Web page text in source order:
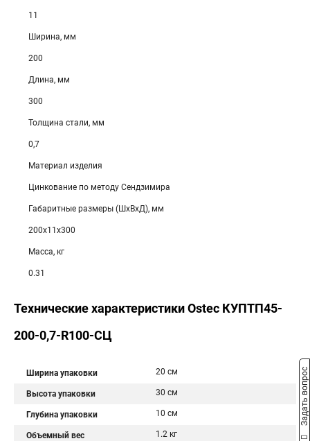
11
Ширина, мм
200
Длина, мм
300
Толщина стали, мм
0,7
Материал изделия
Цинкование по методу Сендзимира
Габаритные размеры (ШхВхД), мм
200х11х300
Масса, кг
0.31
Технические характеристики Ostec КУПТП45-
200-0,7-R100-СЦ
Ширина упаковки 20 см
Высота упаковки 30 см
Глубина упаковки 10 см
Объемный вес 1.2 кг
Задать вопрос